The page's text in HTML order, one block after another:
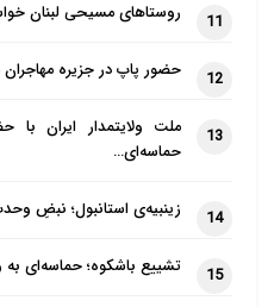
11 روستاهای مسیحی لبنان
12 حضور پاپ در جزیره مهاجران
13
ملت ولایتمدار ایران با
حماسه‌ای…
14 زینبیه‌ی استانبول؛ نبضِ
15 تشییع باشکوه؛ حماسه‌ای